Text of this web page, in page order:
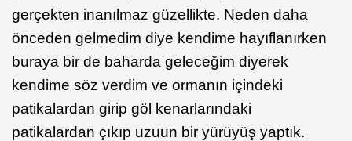
gerçekten inanılmaz güzellikte. Neden daha
önceden gelmedim diye kendime hayıflanırken
buraya bir de baharda geleceğim diyerek
kendime söz verdim ve ormanın içindeki
patikalardan girip göl kenarlarındaki
patikalardan çıkıp uzuun bir yürüyüş yaptık.